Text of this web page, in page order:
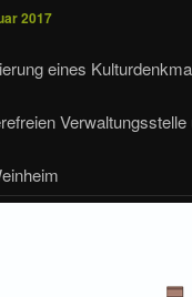
2017
eines